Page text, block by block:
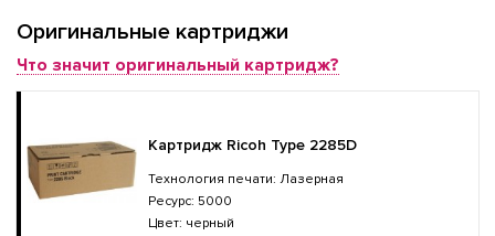
Оригинальные картриджи
Что значит оригинальный картридж?
Картридж Ricoh Type 2285D
Технология печати: Лазерная
Ресурс: 5000
Цвет: черный